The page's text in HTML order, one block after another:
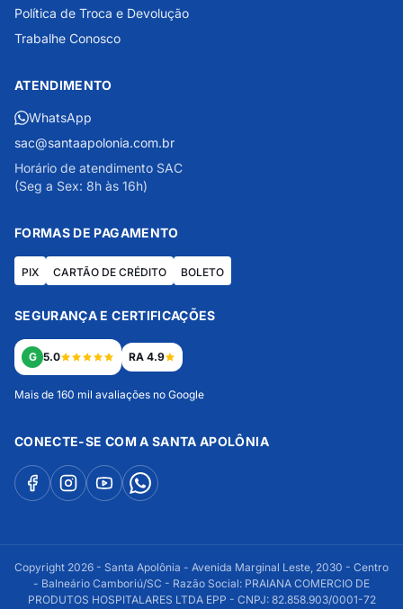
Política de Troca e Devolução
Trabalhe Conosco
ATENDIMENTO
WhatsApp
sac@santaapolonia.com.br
Horário de atendimento SAC
(Seg a Sex: 8h às 16h)
FORMAS DE PAGAMENTO
PIX CARTÃO DE CRÉDITO BOLETO
SEGURANÇA E CERTIFICAÇÕES
G 5.0 RA 4.9
Mais de 160 mil avaliações no Google
CONECTE-SE COM A SANTA APOLÔNIA
Copyright 2026 - Santa Apolônia - Avenida Marginal Leste, 2030 - Centro
- Balneário Camboriú/SC - Razão Social: PRAIANA COMERCIO DE
PRODUTOS HOSPITALARES LTDA EPP - CNPJ: 82.858.903/0001-72